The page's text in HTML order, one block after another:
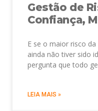
Gestão de
Confiança,
E se o maior risco
ainda não tiver sido
pergunta que todo
LEIA MAIS »